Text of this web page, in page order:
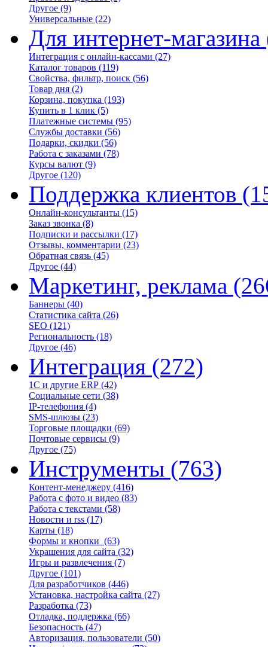
Другое (9)
Универсальные (22)
Для интернет-магазина
Интеграция с онлайн-кассами (27)
Каталог товаров (119)
Свойства, фильтр, поиск (56)
Товар дня (2)
Корзина, покупка (193)
Купить в 1 клик (5)
Платежные системы (95)
Службы доставки (56)
Подарки, скидки (56)
Работа с заказами (78)
Курсы валют (9)
Другое (120)
Поддержка клиентов
Онлайн-консультанты (15)
Заказ звонка (8)
Подписки и рассылки (17)
Отзывы, комментарии (23)
Обратная связь (45)
Другое (44)
Маркетинг, реклама
Баннеры (40)
Статистика сайта (26)
SEO (121)
Региональность (18)
Другое (46)
Интеграция (272)
1С и другие ERP (42)
Социальные сети (38)
IP-телефония (4)
SMS-шлюзы (23)
Торговые площадки (69)
Почтовые сервисы (9)
Другое (75)
Инструменты (763)
Контент-менеджеру (416)
Работа с фото и видео (83)
Работа с текстами (58)
Новости и rss (17)
Карты (18)
Формы и кнопки (63)
Украшения для сайта (32)
Игры и развлечения (7)
Другое (101)
Для разработчиков (446)
Установка, настройка сайта (27)
Разработка (73)
Отладка, поддержка (66)
Безопасность (47)
Авторизация, пользователи (50)